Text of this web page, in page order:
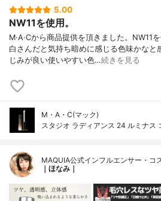
5.00
NW11を使用。
M·A·Cから商品提供を頂きました。NW11
白さんだと気持ち暗めに感じる色味かなと
じみが良い使いやすい色…続きを見る
M・A・C(マック)
スタジオ ラディアンス 24 ルミナス
MAQUIA公式インフルエンサー・コ
｜ほなみ｜